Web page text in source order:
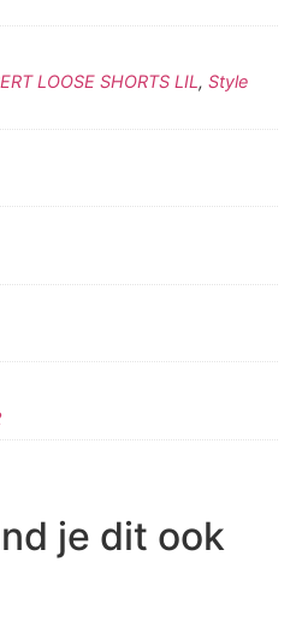
LOOSE SHORTS LIL ,Style
je dit ook